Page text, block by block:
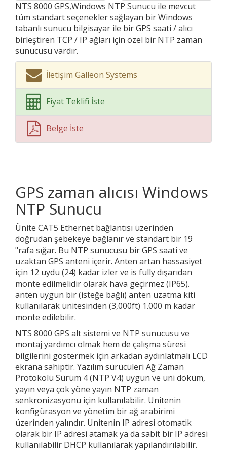
NTS 8000 GPS,Windows NTP Sunucu ile mevcut
tüm standart seçenekler sağlayan bir Windows
tabanlı sunucu bilgisayar ile bir GPS saati / alıcı
birleştiren TCP / IP ağları için özel bir NTP zaman
sunucusu vardır.
İletişim Galleon Systems
Fiyat Teklifi İste
Belge İste
GPS zaman alıcısı Windows
NTP Sunucu
Ünite CAT5 Ethernet bağlantısı üzerinden
doğrudan şebekeye bağlanır ve standart bir 19
"rafa sığar. Bu NTP sunucusu bir GPS saati ve
uzaktan GPS anteni içerir. Anten artan hassasiyet
için 12 uydu (24) kadar izler ve is fully dışarıdan
monte edilmelidir olarak hava geçirmez (IP65).
anten uygun bir (isteğe bağlı) anten uzatma kiti
kullanılarak ünitesinden (3,000ft) 1.000 m kadar
monte edilebilir.
NTS 8000 GPS alt sistemi ve NTP sunucusu ve
montaj yardımcı olmak hem de çalışma süresi
bilgilerini göstermek için arkadan aydınlatmalı LCD
ekrana sahiptir. Yazılım sürücüleri Ağ Zaman
Protokolü Sürüm 4 (NTP V4) uygun ve uni döküm,
yayın veya çok yöne yayın NTP zaman
senkronizasyonu için kullanılabilir. Ünitenin
konfigürasyon ve yönetim bir ağ arabirimi
üzerinden yalındır. Ünitenin IP adresi otomatik
olarak bir IP adresi atamak ya da sabit bir IP adresi
kullanılabilir DHCP kullanılarak yapılandırılabilir.